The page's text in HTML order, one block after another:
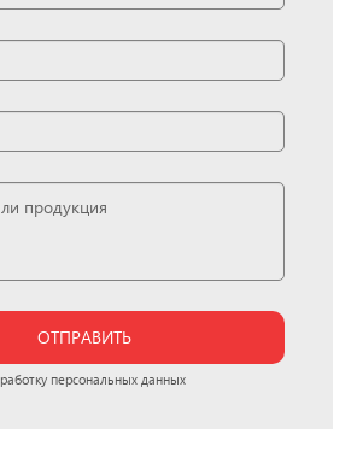
ОТПРАВИТЬ
персональных данных